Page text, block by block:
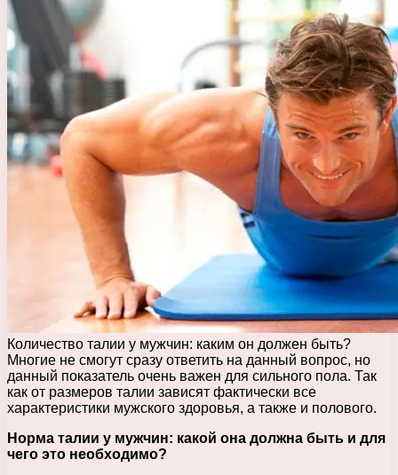
Количество талии у мужчин: каким он должен быть?
Многие не смогут сразу ответить на данный вопрос, но
данный показатель очень важен для сильного пола. Так
как от размеров талии зависят фактически все
характеристики мужского здоровья, а также и полового.
Норма талии у мужчин: какой она должна быть и для
чего это необходимо?